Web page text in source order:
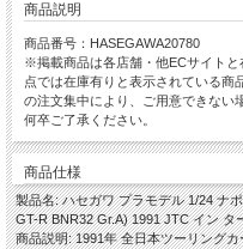
商品説明
商品番号：HASEGAWA20780
※掲載商品は各店舗・他ECサイト
点では在庫有りと表示されている商
の注文集中により、ご用意できない
何卒ご了承ください。
商品仕様
製品名: ハセガワ プラモデル 1/24 ナ
GT-R BNR32 Gr.A) 1991 JTC イン タ
商品説明: 1991年 全日本ツーリング